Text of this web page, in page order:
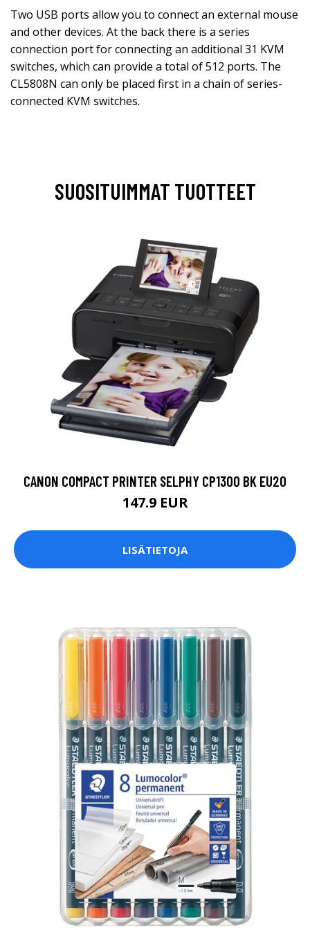
Two USB ports allow you to connect an external mouse
and other devices. At the back there is a series
connection port for connecting an additional 31 KVM
switches, which can provide a total of 512 ports. The
CL5808N can only be placed first in a chain of series-
connected KVM switches.
SUOSITUIMMAT TUOTTEET
CANON COMPACT PRINTER SELPHY CP1300 BK EU20
147.9 EUR
LISÄTIETOJA